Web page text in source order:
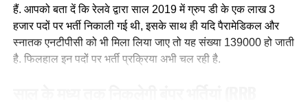
लड़कीया उन्हे देखकर काफी खुश भी होती है कि एक महिला ट्रेन चल रही
है।
हैं. आपको बता दें कि रेलवे द्वारा साल 2019 में ग्रुप डी के एक लाख 3
हजार पदों पर भर्ती निकाली गई थी, इसके साथ ही यदि पैरामेडिकल और
स्नातक एनटीपीसी को भी मिला लिया जाए तो यह संख्या 139000 हो जाती
है. फिलहाल इन पदों पर भर्ती प्रक्रिया अभी चल रही है.